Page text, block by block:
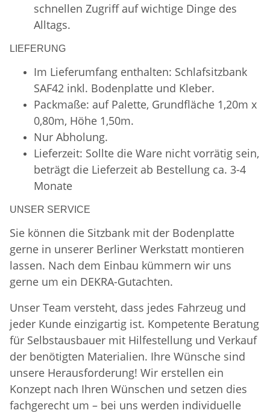
schnellen Zugriff auf wichtige Dinge des
Alltags.
LIEFERUNG
Im Lieferumfang enthalten: Schlafsitzbank
SAF42 inkl. Bodenplatte und Kleber.
Packmaße: auf Palette, Grundfläche 1,20m x
0,80m, Höhe 1,50m.
Nur Abholung.
Lieferzeit: Sollte die Ware nicht vorrätig sein,
beträgt die Lieferzeit ab Bestellung ca. 3-4
Monate
UNSER SERVICE
Sie können die Sitzbank mit der Bodenplatte
gerne in unserer Berliner Werkstatt montieren
lassen. Nach dem Einbau kümmern wir uns
gerne um ein DEKRA-Gutachten.
Unser Team versteht, dass jedes Fahrzeug und
jeder Kunde einzigartig ist. Kompetente Beratung
für Selbstausbauer mit Hilfestellung und Verkauf
der benötigten Materialien. Ihre Wünsche sind
unsere Herausforderung! Wir erstellen ein
Konzept nach Ihren Wünschen und setzen dies
fachgerecht um – bei uns werden individuelle